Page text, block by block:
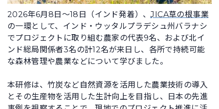
2026年6月8日～18日（インド発着）、JICA草の根事業
の一環として、インド・ウッタルプラデシュ州バラナシ
でプロジェクトに取り組む農家の代表9名、および北イ
ンド総局関係者3名の計12名が来日し、各所で持続可能
な森林管理や農業などについて学びました。
本研修は、竹炭など自然資源を活用した農業技術の導入
とその生産物を活用した生計向上を目指し、日本の先進